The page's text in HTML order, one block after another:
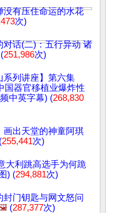
没有压住命运的水花
次)
对话(二)：五行异动 诸
(251,986次)
系列讲座】第六集
国器官移植业爆炸性
中英字幕) (268,830
画出天堂的神童阿琪
(255,441次)
大利跳高选手为何跪
) (294,881次)
封门钥匙与网文怒问
(287,377次)